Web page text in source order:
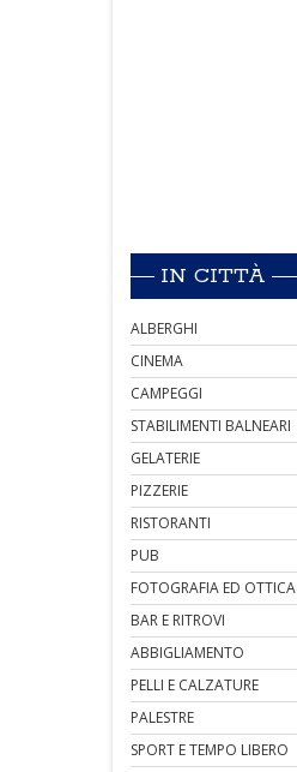
IN CITTÀ
ALBERGHI
CINEMA
CAMPEGGI
STABILIMENTI BALNEARI
GELATERIE
PIZZERIE
RISTORANTI
PUB
FOTOGRAFIA ED OTTICA
BAR E RITROVI
ABBIGLIAMENTO
PELLI E CALZATURE
PALESTRE
SPORT E TEMPO LIBERO